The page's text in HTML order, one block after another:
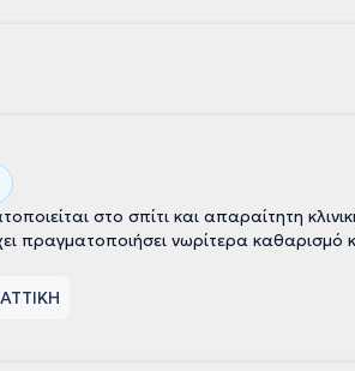
στο σπίτι και απαραίτητη
πραγματοποιήσει νωρίτερα καθαρισμό